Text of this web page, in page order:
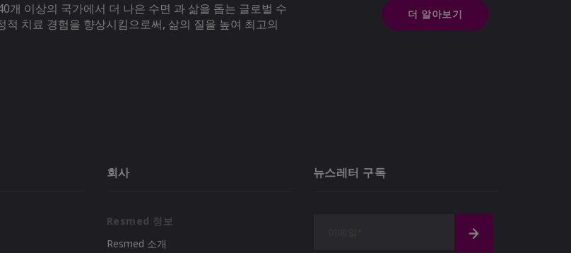
개 이상의 국가에서 더 나은 수면 과 삶을 돕는 글로벌 수
치료 경험을 향상시킴으로써, 삶의 질을 높여 최고의
더 알아보기
회사
Resmed 정보
Resmed 소개
뉴스레터 구독